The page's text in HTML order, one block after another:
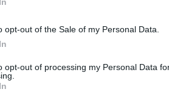
opt-out of the Sale of my Personal Data.
opt-out of processing my Personal Data
αλλαγές στο ωράριο για την
οι έκτακτες αλλαγές στο ωράριο λειτουργίας
του Σωτήρος – Σήμερα η